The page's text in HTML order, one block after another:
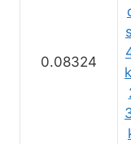
0.08324